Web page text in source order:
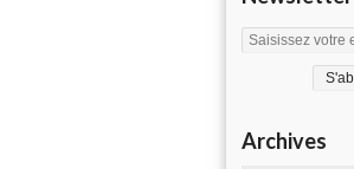
Archives